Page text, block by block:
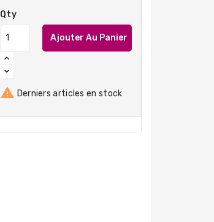
Qty
Ajouter Au Panier
 Derniers articles en stock